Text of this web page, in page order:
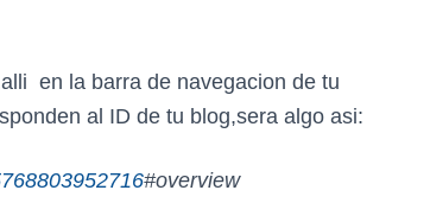
en la barra de navegacion de tu
al ID de tu blog,sera algo asi:
#overview